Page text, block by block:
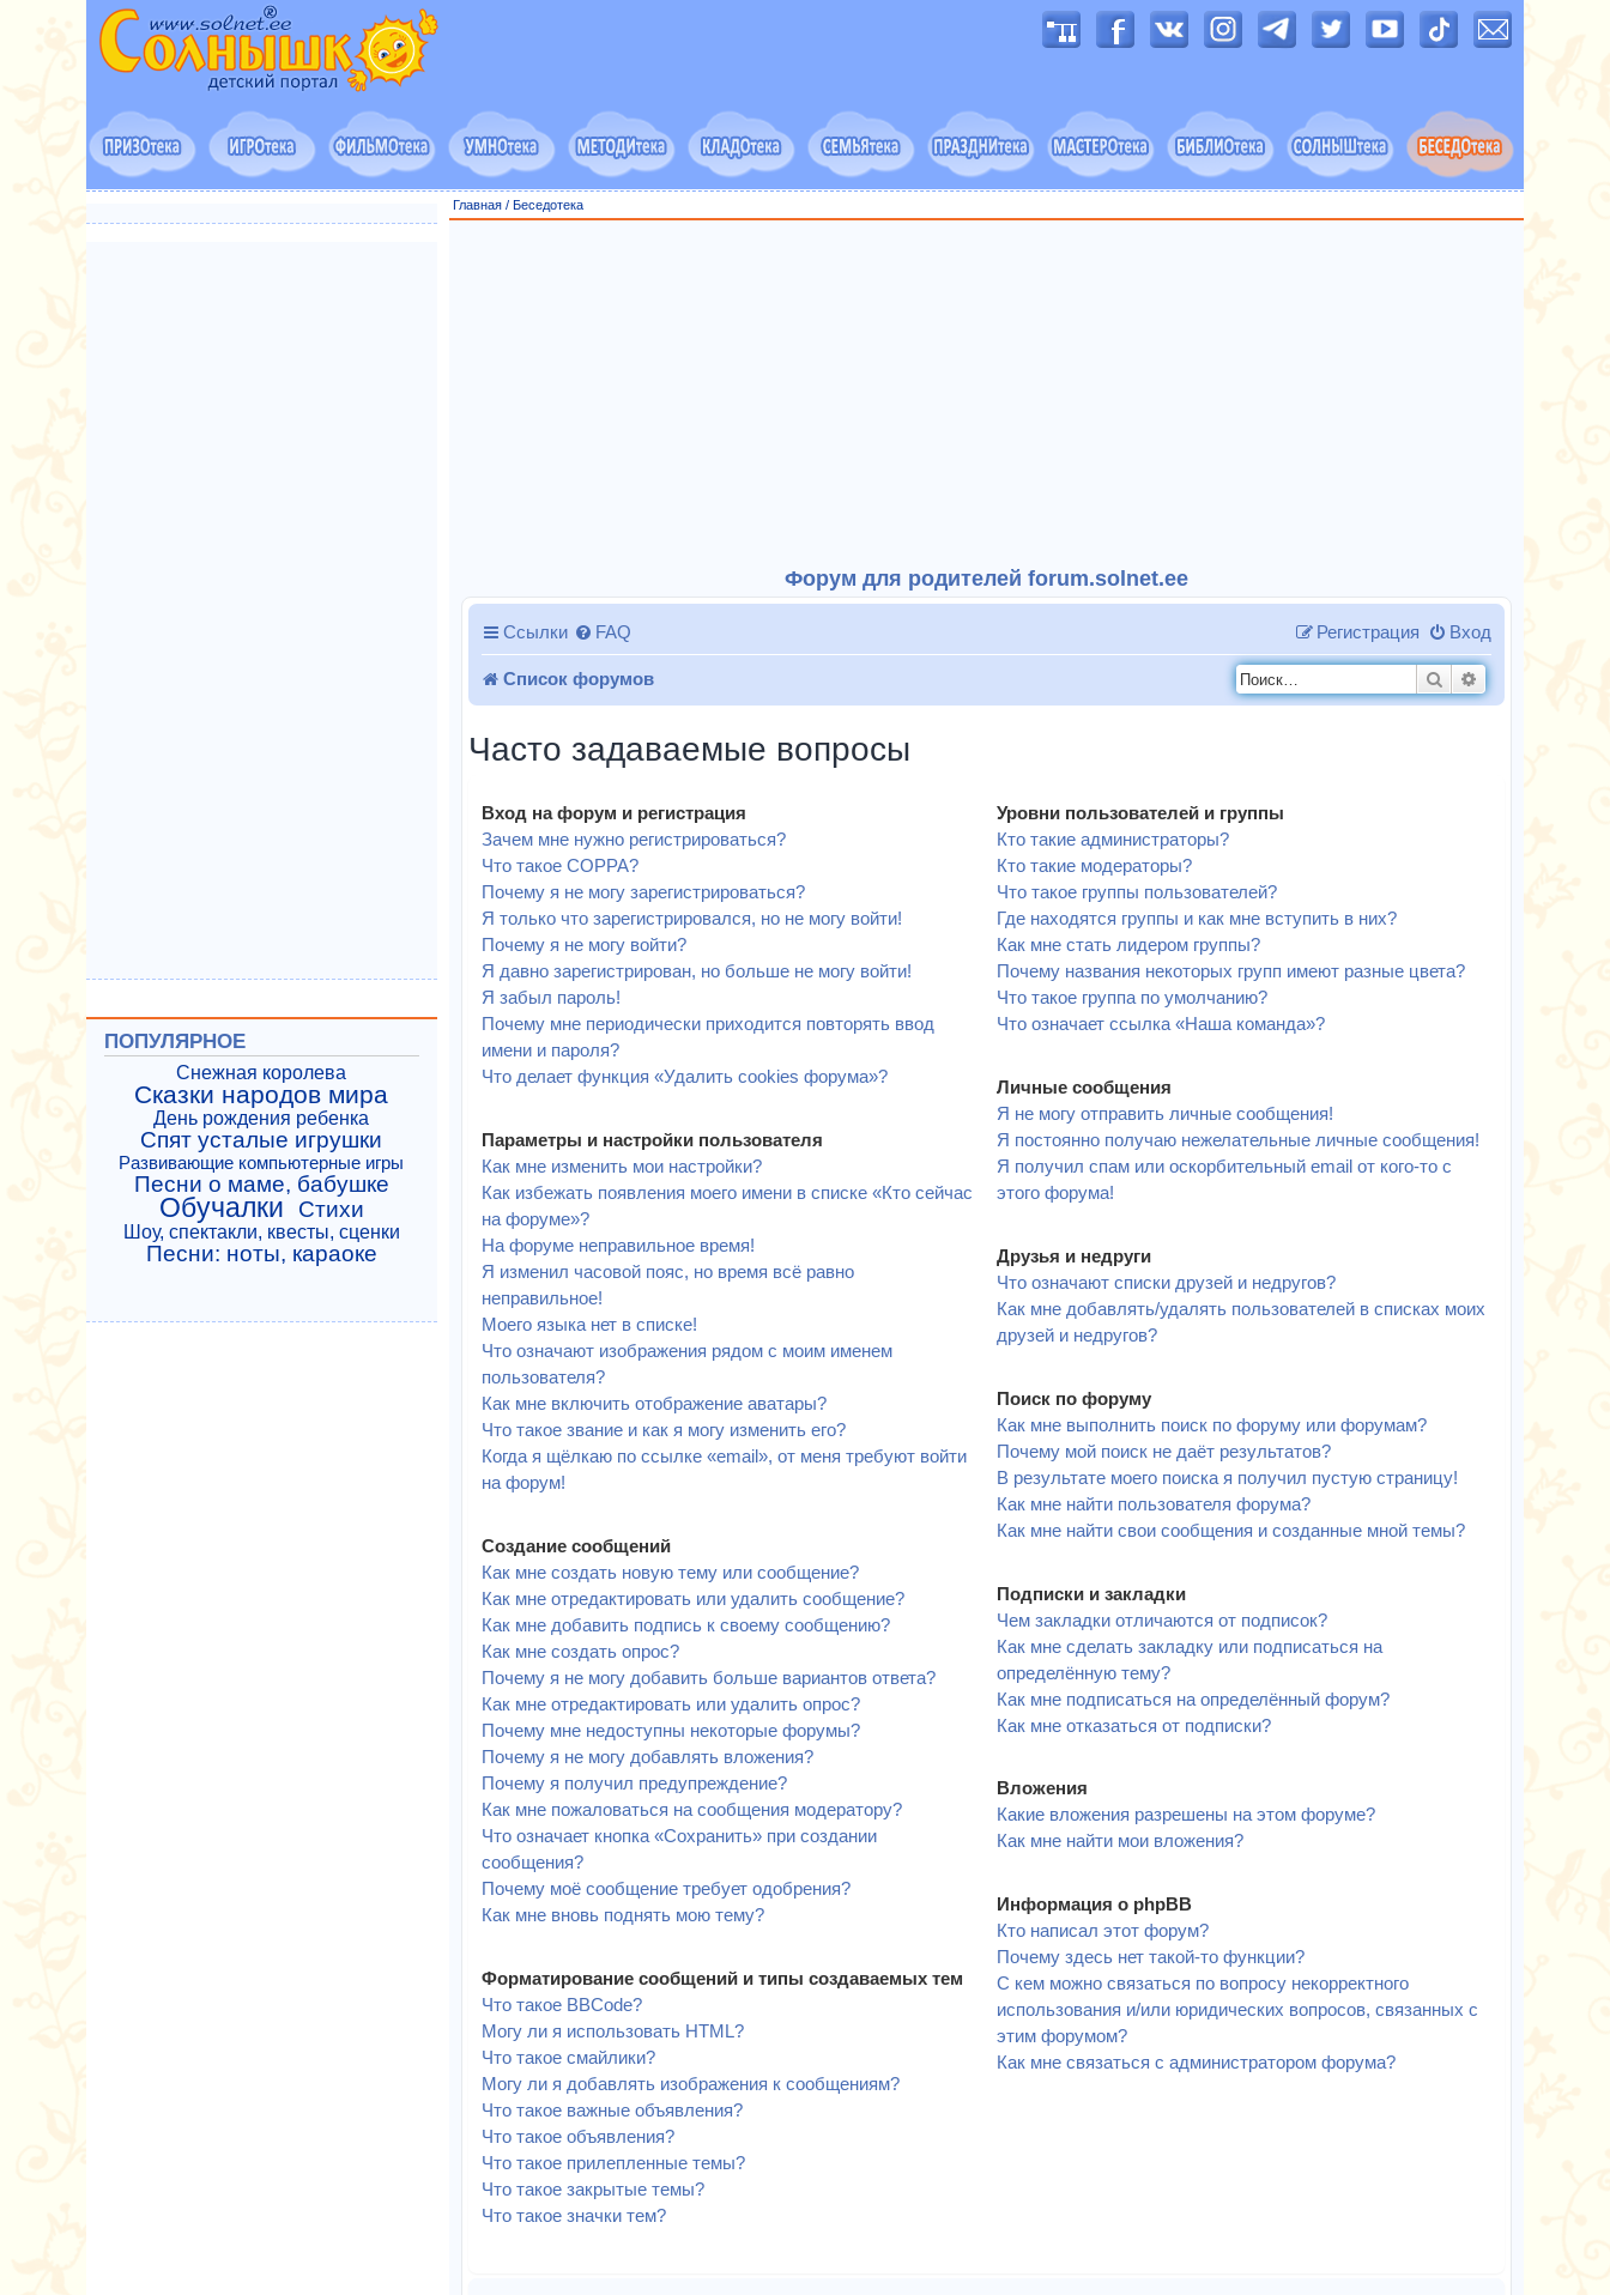
Главная/ Беседотека
Форум для родителей forum.solnet.ee
Ссылки FAQ Вход
Регистрация
Список форумов Поиск
Часто задаваемые вопросы
Вход на форум и регистрация
Зачем мне нужно регистрироваться?
Что такое COPPA?
Почему я не могу зарегистрироваться?
Я только что зарегистрировался, но не могу войти!
Почему я не могу войти?
Я давно зарегистрирован, но больше не могу войти!
Я забыл пароль!
Почему мне периодически приходится повторять ввод
имени и пароля?
Что делает функция «Удалить cookies форума»?
Параметры и настройки пользователя
Как мне изменить мои настройки?
Как избежать появления моего имени в списке «Кто сейчас
на форуме»?
На форуме неправильное время!
Я изменил часовой пояс, но время всё равно
неправильное!
Моего языка нет в списке!
Что означают изображения рядом с моим именем
пользователя?
Как мне включить отображение аватары?
Что такое звание и как я могу изменить его?
Когда я щёлкаю по ссылке «email», от меня требуют войти
на форум!
Создание сообщений
Как мне создать новую тему или сообщение?
Как мне отредактировать или удалить сообщение?
Как мне добавить подпись к своему сообщению?
Как мне создать опрос?
Почему я не могу добавить больше вариантов ответа?
Как мне отредактировать или удалить опрос?
Почему мне недоступны некоторые форумы?
Почему я не могу добавлять вложения?
Почему я получил предупреждение?
Как мне пожаловаться на сообщения модератору?
Что означает кнопка «Сохранить» при создании
сообщения?
Почему моё сообщение требует одобрения?
Как мне вновь поднять мою тему?
Форматирование сообщений и типы создаваемых тем
Что такое BBCode?
Могу ли я использовать HTML?
Что такое смайлики?
Могу ли я добавлять изображения к сообщениям?
Что такое важные объявления?
Что такое объявления?
Что такое прилепленные темы?
Что такое закрытые темы?
Что такое значки тем?
Уровни пользователей и группы
Кто такие администраторы?
Кто такие модераторы?
Что такое группы пользователей?
Где находятся группы и как мне вступить в них?
Как мне стать лидером группы?
Почему названия некоторых групп имеют разные цвета?
Что такое группа по умолчанию?
Что означает ссылка «Наша команда»?
Личные сообщения
Я не могу отправить личные сообщения!
Я постоянно получаю нежелательные личные сообщения!
Я получил спам или оскорбительный email от кого-то с
этого форума!
Друзья и недруги
Что означают списки друзей и недругов?
Как мне добавлять/удалять пользователей в списках моих
друзей и недругов?
Поиск по форуму
Как мне выполнить поиск по форуму или форумам?
Почему мой поиск не даёт результатов?
В результате моего поиска я получил пустую страницу!
Как мне найти пользователя форума?
Как мне найти свои сообщения и созданные мной темы?
Подписки и закладки
Чем закладки отличаются от подписок?
Как мне сделать закладку или подписаться на
определённую тему?
Как мне подписаться на определённый форум?
Как мне отказаться от подписки?
Вложения
Какие вложения разрешены на этом форуме?
Как мне найти мои вложения?
Информация о phpBB
Кто написал этот форум?
Почему здесь нет такой-то функции?
С кем можно связаться по вопросу некорректного
использования и/или юридических вопросов, связанных с
этим форумом?
Как мне связаться с администратором форума?
ПОПУЛЯРНОЕ
Снежная королева
Сказки народов мира
День рождения ребенка
Спят усталые игрушки
Развивающие компьютерные игры
Песни о маме, бабушке
Обучалки Стихи
Шоу, спектакли, квесты, сценки
Песни: ноты, караоке